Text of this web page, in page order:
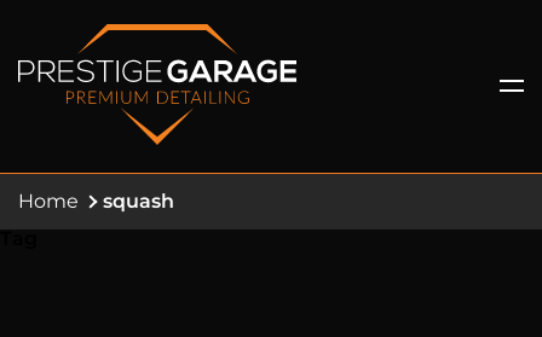
Home
squash